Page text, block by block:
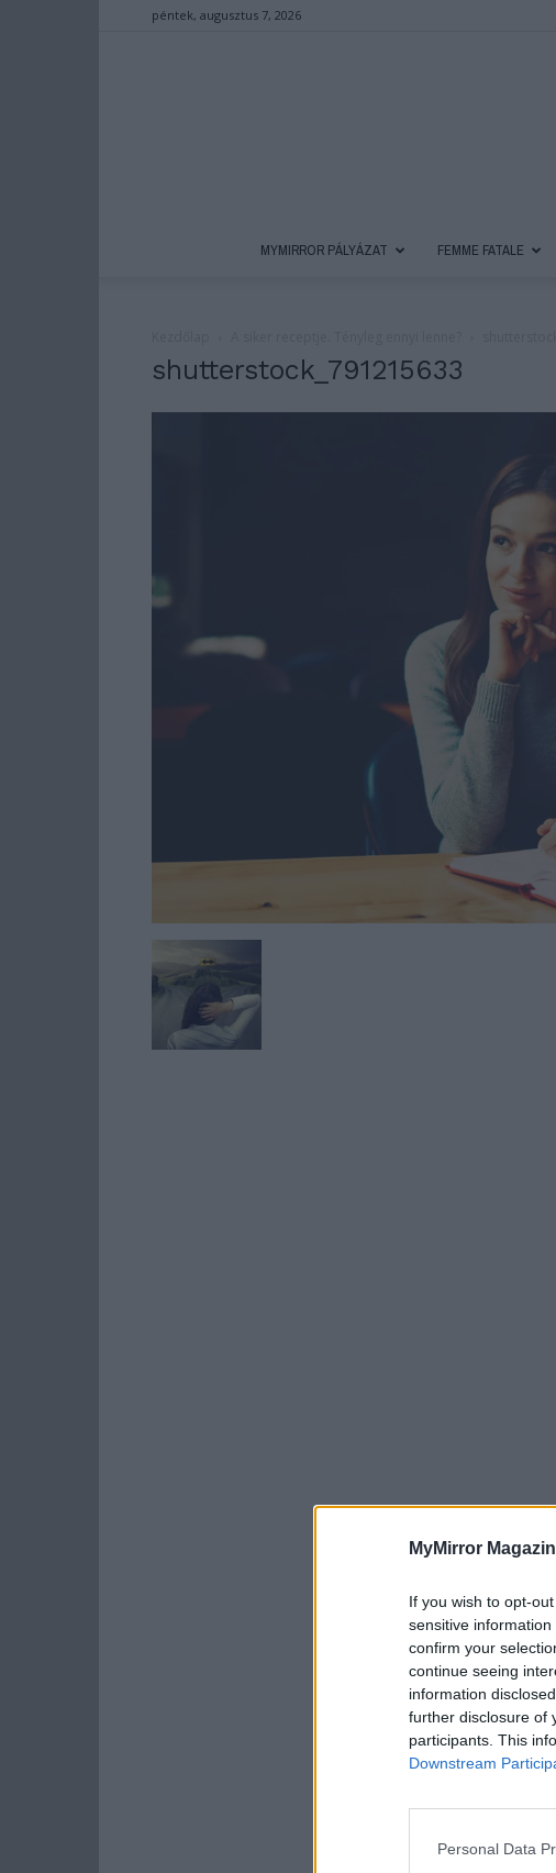
MyMirror
If you wish to opt-
sensitive
confirm your
continue seeing
information
further disclosure of
participants. This
Downstream
Personal Data
péntek, augusztus 7, 2026
MYMIRROR PÁLYÁZAT FEMME FATALE
shutterstock_791215633